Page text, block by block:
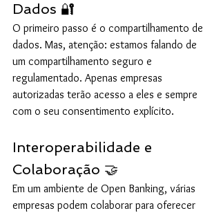
Dados 🔐
O primeiro passo é o compartilhamento de
dados. Mas, atenção: estamos falando de
um compartilhamento seguro e
regulamentado. Apenas empresas
autorizadas terão acesso a eles e sempre
com o seu consentimento explícito.
Interoperabilidade e
Colaboração 🤝
Em um ambiente de Open Banking, várias
empresas podem colaborar para oferecer